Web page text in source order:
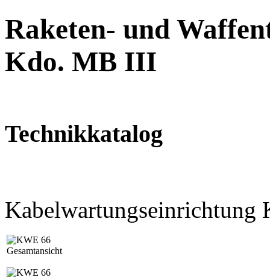
Raketen- und
Kdo. MB III
Technikkatalog
Kabelwartungseinrichtung
Gesamtansicht